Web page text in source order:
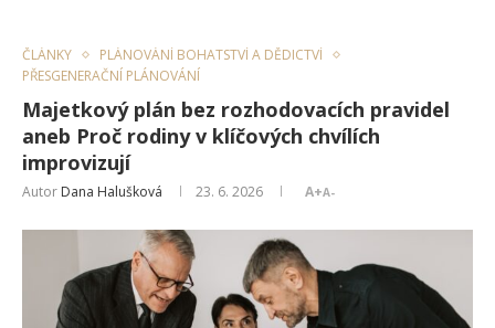
ČLÁNKY
PLÁNOVÁNÍ BOHATSTVÍ A DĚDICTVÍ
PŘESGENERAČNÍ PLÁNOVÁNÍ
Majetkový plán bez rozhodovacích pravidel
aneb Proč rodiny v klíčových chvílích
improvizují
Autor Dana Halušková 23. 6. 2026 A+A-